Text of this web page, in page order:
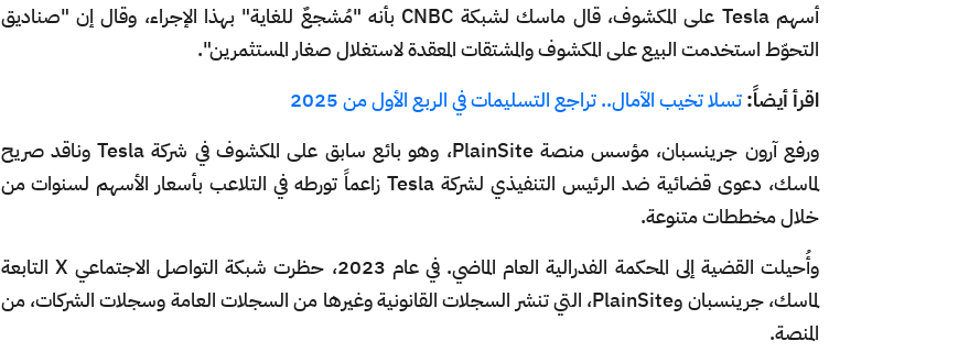
أسهم Tesla على المكشوف، قال ماسك لشبكة CNBC بأنه "مُشجعٌ للغاية" بهذا الإجراء، وقال إن "صناديق
التحوّط استخدمت البيع على المكشوف والمشتقات المعقدة لاستغلال صغار المستثمرين".
اقرأ أيضاً:تسلا تخيب الآمال.. تراجع التسليمات في الربع الأول من 2025
ورفع آرون جرينسبان، مؤسس منصة PlainSite، وهو بائع سابق على المكشوف في شركة Tesla وناقد صريح
لماسك، دعوى قضائية ضد الرئيس التنفيذي لشركة Tesla زاعماً تورطه في التلاعب بأسعار الأسهم لسنوات من
خلال مخططات متنوعة.
وأُحيلت القضية إلى المحكمة الفدرالية العام الماضي. في عام 2023، حظرت شبكة التواصل الاجتماعي X التابعة
لماسك، جرينسبان وPlainSite، التي تنشر السجلات القانونية وغيرها من السجلات العامة وسجلات الشركات، من
المنصة.